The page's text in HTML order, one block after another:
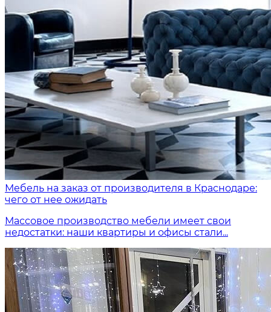
Мебель на заказ от производителя в Краснодаре:
чего от нее ожидать
Массовое производство мебели имеет свои
недостатки: наши квартиры и офисы стали...